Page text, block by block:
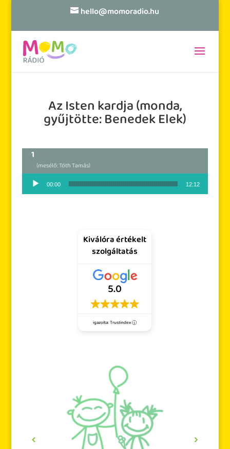
hello@momoradio.hu
Az Isten kardja (monda,
gyűjtötte: Benedek Elek)
(mesélő: Tóth Tamás)
Audió lejátszó
00:00 12:12
Kiválóra értékelt
szolgáltatás
5.0
igazolta: Trustindex